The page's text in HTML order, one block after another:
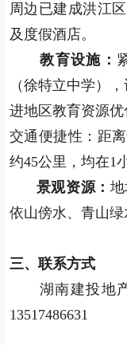
周边已建成洪江
及度假酒店。
教育设施：
（徐特立中学）
进地区教育资源优
交通便捷性：距
约45公里，均在1
景观资源：
依山傍水、青山绿
三、联系方式
湖南建投地产
13517486631